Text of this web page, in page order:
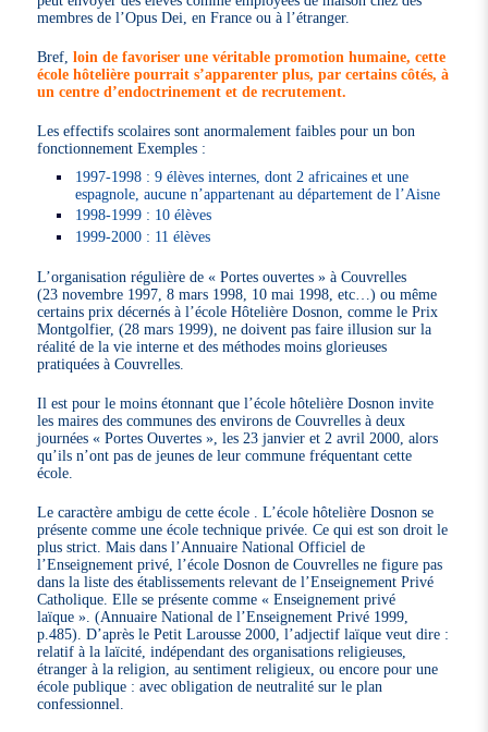
membres de l’Opus Dei, en France ou à l’étranger.
Bref, loin de favoriser une véritable promotion humaine, cette
école hôtelière pourrait s’apparenter plus, par certains côtés, à
un centre d’endoctrinement et de recrutement.
Les effectifs scolaires sont anormalement faibles pour un bon
fonctionnement Exemples :
1997-1998 : 9 élèves internes, dont 2 africaines et une
espagnole, aucune n’appartenant au département de l’Aisne
1998-1999 : 10 élèves
1999-2000 : 11 élèves
L’organisation régulière de « Portes ouvertes » à Couvrelles
(23 novembre 1997, 8 mars 1998, 10 mai 1998, etc…) ou même
certains prix décernés à l’école Hôtelière Dosnon, comme le Prix
Montgolfier, (28 mars 1999), ne doivent pas faire illusion sur la
réalité de la vie interne et des méthodes moins glorieuses
pratiquées à Couvrelles.
Il est pour le moins étonnant que l’école hôtelière Dosnon invite
les maires des communes des environs de Couvrelles à deux
journées « Portes Ouvertes », les 23 janvier et 2 avril 2000, alors
qu’ils n’ont pas de jeunes de leur commune fréquentant cette
école.
Le caractère ambigu de cette école . L’école hôtelière Dosnon se
présente comme une école technique privée. Ce qui est son droit le
plus strict. Mais dans l’Annuaire National Officiel de
l’Enseignement privé, l’école Dosnon de Couvrelles ne figure pas
dans la liste des établissements relevant de l’Enseignement Privé
Catholique. Elle se présente comme « Enseignement privé
laïque ». (Annuaire National de l’Enseignement Privé 1999,
p.485). D’après le Petit Larousse 2000, l’adjectif laïque veut dire :
relatif à la laïcité, indépendant des organisations religieuses,
étranger à la religion, au sentiment religieux, ou encore pour une
école publique : avec obligation de neutralité sur le plan
confessionnel.